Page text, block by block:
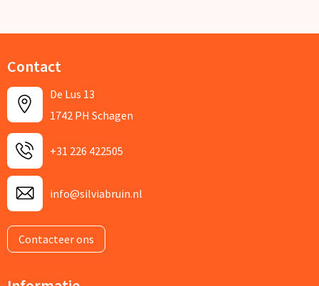
Contact
De Lus 13
1742 PH Schagen
+31 226 422505
info@silviabruin.nl
Contacteer ons